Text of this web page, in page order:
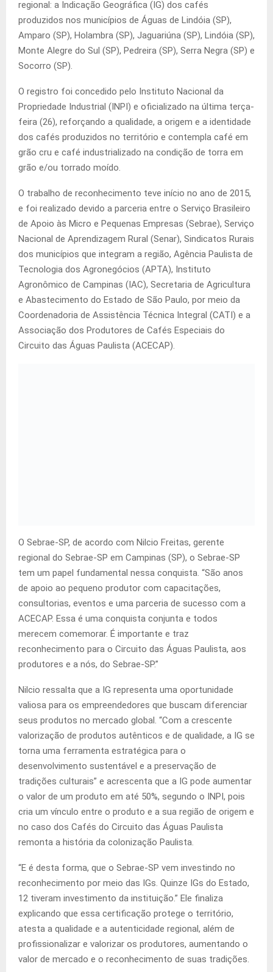
regional: a Indicação Geográfica (IG) dos cafés
produzidos nos municípios de Águas de Lindóia (SP),
Amparo (SP), Holambra (SP), Jaguariúna (SP), Lindóia (SP),
Monte Alegre do Sul (SP), Pedreira (SP), Serra Negra (SP) e
Socorro (SP).
O registro foi concedido pelo Instituto Nacional da
Propriedade Industrial (INPI) e oficializado na última terça-
feira (26), reforçando a qualidade, a origem e a identidade
dos cafés produzidos no território e contempla café em
grão cru e café industrializado na condição de torra em
grão e/ou torrado moído.
O trabalho de reconhecimento teve início no ano de 2015,
e foi realizado devido a parceria entre o Serviço Brasileiro
de Apoio às Micro e Pequenas Empresas (Sebrae), Serviço
Nacional de Aprendizagem Rural (Senar), Sindicatos Rurais
dos municípios que integram a região, Agência Paulista de
Tecnologia dos Agronegócios (APTA), Instituto
Agronômico de Campinas (IAC), Secretaria de Agricultura
e Abastecimento do Estado de São Paulo, por meio da
Coordenadoria de Assistência Técnica Integral (CATI) e a
Associação dos Produtores de Cafés Especiais do
Circuito das Águas Paulista (ACECAP).
O Sebrae-SP, de acordo com Nilcio Freitas, gerente
regional do Sebrae-SP em Campinas (SP), o Sebrae-SP
tem um papel fundamental nessa conquista. “São anos
de apoio ao pequeno produtor com capacitações,
consultorias, eventos e uma parceria de sucesso com a
ACECAP. Essa é uma conquista conjunta e todos
merecem comemorar. É importante e traz
reconhecimento para o Circuito das Águas Paulista, aos
produtores e a nós, do Sebrae-SP.”
Nilcio ressalta que a IG representa uma oportunidade
valiosa para os empreendedores que buscam diferenciar
seus produtos no mercado global. “Com a crescente
valorização de produtos autênticos e de qualidade, a IG se
torna uma ferramenta estratégica para o
desenvolvimento sustentável e a preservação de
tradições culturais” e acrescenta que a IG pode aumentar
o valor de um produto em até 50%, segundo o INPI, pois
cria um vínculo entre o produto e a sua região de origem e
no caso dos Cafés do Circuito das Águas Paulista
remonta a história da colonização Paulista.
“E é desta forma, que o Sebrae-SP vem investindo no
reconhecimento por meio das IGs. Quinze IGs do Estado,
12 tiveram investimento da instituição.” Ele finaliza
explicando que essa certificação protege o território,
atesta a qualidade e a autenticidade regional, além de
profissionalizar e valorizar os produtores, aumentando o
valor de mercado e o reconhecimento de suas tradições.